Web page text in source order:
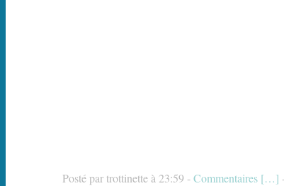
Posté par trottinette à 23:59 -Commentaires […]